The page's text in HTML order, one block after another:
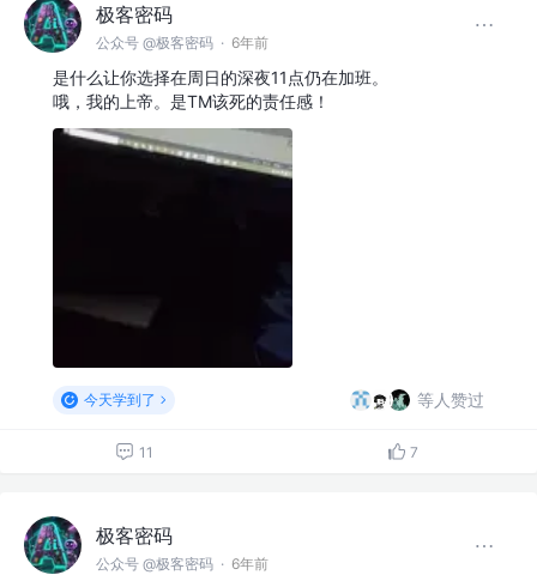
极客密码
公众号 @极客密码 · 6年前
是什么让你选择在周日的深夜11点仍在加班。
哦，我的上帝。是TM该死的责任感！
今天学到了 等人赞过
11 7
极客密码
公众号 @极客密码 · 6年前